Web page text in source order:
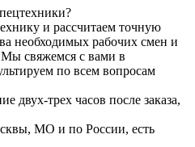
и рассчитаем точную
необходимых рабочих смен и
Мы свяжемся с вами в
по всем вопросам
двух-трех часов после заказа,
МО и по России, есть